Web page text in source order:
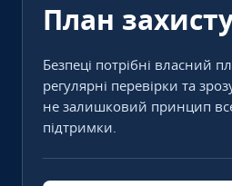
План
Безпеці потрібні власний
регулярні перевірки та
не залишковий принцип
підтримки.